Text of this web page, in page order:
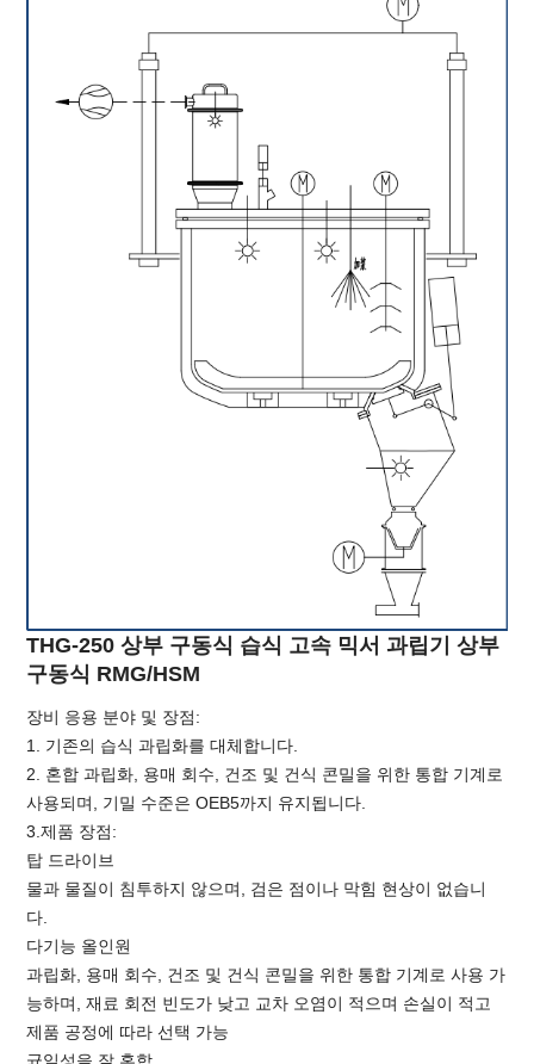
THG-250 상부 구동식 습식 고속 믹서 과립기 상부
구동식 RMG/HSM
장비 응용 분야 및 장점:
1. 기존의 습식 과립화를 대체합니다.
2. 혼합 과립화, 용매 회수, 건조 및 건식 콘밀을 위한 통합 기계로
사용되며, 기밀 수준은 OEB5까지 유지됩니다.
3.제품 장점:
탑 드라이브
물과 물질이 침투하지 않으며, 검은 점이나 막힘 현상이 없습니
다.
다기능 올인원
과립화, 용매 회수, 건조 및 건식 콘밀을 위한 통합 기계로 사용 가
능하며, 재료 회전 빈도가 낮고 교차 오염이 적으며 손실이 적고
제품 공정에 따라 선택 가능
균일성을 잘 혼합